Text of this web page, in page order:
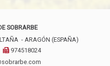
SOBRARBE
- ARAGÓN (ESPAÑA)
974518024